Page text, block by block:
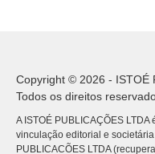
Copyright © 2026 - ISTOÉ
Todos os direitos
A ISTOÉ PUBLICAÇÕES
vinculação editorial e
PUBLICACÕES LTDA